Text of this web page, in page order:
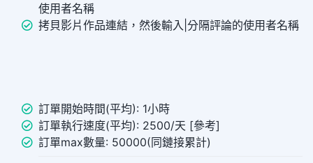
使用者名稱
拷貝影片作品連結，然後輸入|分隔評論的使用者名稱
訂單開始時間(平均): 1小時
訂單執行速度(平均): 2500/天 [參考]
訂單max數量: 50000(同鏈接累計)